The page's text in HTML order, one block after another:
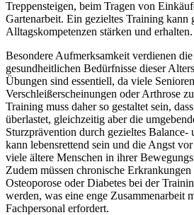
Treppensteigen, beim Tragen von
Gartenarbeit. Ein gezieltes Training kann
Alltagskompetenzen stärken und erhalten.
Besondere Aufmerksamkeit verdienen
gesundheitlichen Bedürfnisse dieser
Übungen sind essentiell, da viele
Verschleißerscheinungen oder Arthrose
Training muss daher so gestaltet sein,
überlastet, gleichzeitig aber die
Sturzprävention durch gezieltes
kann lebensrettend sein und die Angst
viele ältere Menschen in ihrer
Zudem müssen chronische
Osteoporose oder Diabetes bei der
werden, was eine enge Zusammenarbeit
Fachpersonal erfordert.